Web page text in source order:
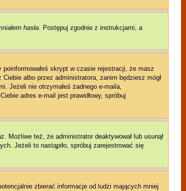
hasła. Postępuj zgodnie z instrukcjami, a
skrypt w czasie rejestracji, że masz
albo przez administratora, zanim będziesz mógł
Jeżeli nie otrzymałeś żadnego e-maila,
adres e-mail jest prawidłowy, spróbuj
Możliwe też, że administrator deaktywował lub usunął
Jeżeli to nastąpiło, spróbuj zarejestrować się
zbierać informacje od ludzi mających mniej